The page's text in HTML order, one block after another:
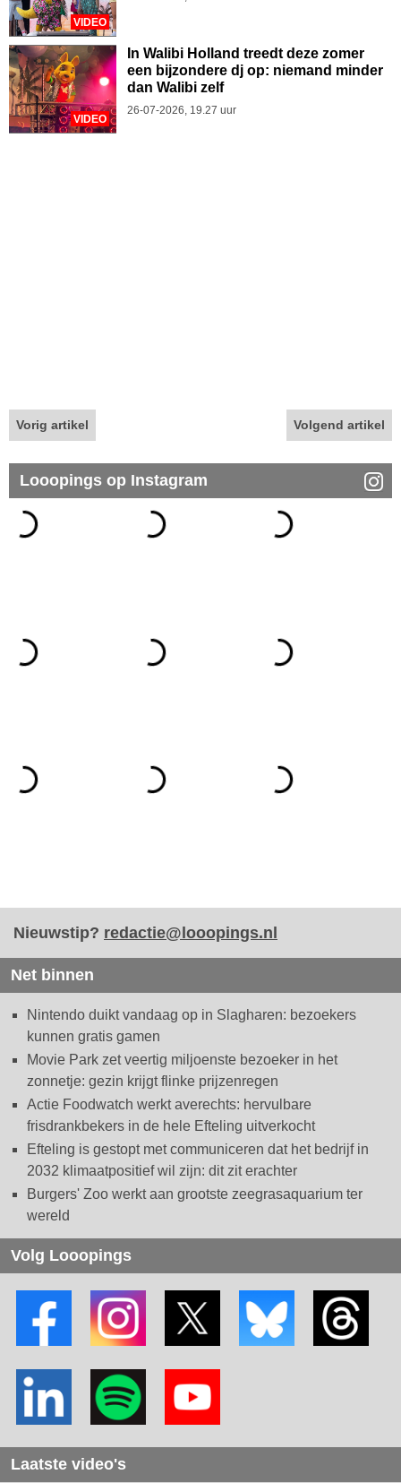
VIDEO
VIDEO
In Walibi Holland treedt deze zomer
een bijzondere dj op: niemand minder
dan Walibi zelf
26-07-2026, 19.27 uur
Vorig artikel Volgend artikel
Looopings op Instagram
Nieuwstip? redactie@looopings.nl
Net binnen
Nintendo duikt vandaag op in Slagharen: bezoekers
kunnen gratis gamen
Movie Park zet veertig miljoenste bezoeker in het
zonnetje: gezin krijgt flinke prijzenregen
Actie Foodwatch werkt averechts: hervulbare
frisdrankbekers in de hele Efteling uitverkocht
Efteling is gestopt met communiceren dat het bedrijf in
2032 klimaatpositief wil zijn: dit zit erachter
Burgers' Zoo werkt aan grootste zeegrasaquarium ter
wereld
Volg Looopings
Laatste video's